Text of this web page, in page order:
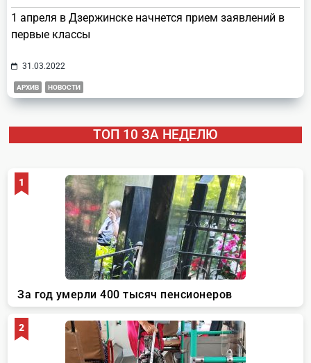
1 апреля в Дзержинске начнется прием заявлений в
первые классы
31.03.2022
АРХИВ НОВОСТИ
ТОП 10 ЗА НЕДЕЛЮ